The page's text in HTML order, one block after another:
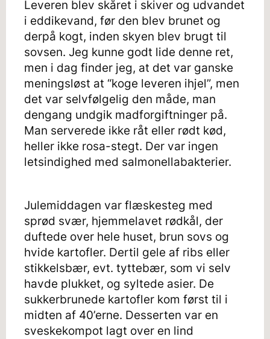
Leveren blev skåret i skiver og udvandet
i eddikevand, før den blev brunet og
derpå kogt, inden skyen blev brugt til
sovsen. Jeg kunne godt lide denne ret,
men i dag finder jeg, at det var ganske
meningsløst at “koge leveren ihjel”, men
det var selvfølgelig den måde, man
dengang undgik madforgiftninger på.
Man serverede ikke råt eller rødt kød,
heller ikke rosa-stegt. Der var ingen
letsindighed med salmonellabakterier.
Julemiddagen var flæskesteg med
sprød svær, hjemmelavet rødkål, der
duftede over hele huset, brun sovs og
hvide kartofler. Dertil gele af ribs eller
stikkelsbær, evt. tyttebær, som vi selv
havde plukket, og syltede asier. De
sukkerbrunede kartofler kom først til i
midten af 40’erne. Desserten var en
sveskekompot lagt over en lind